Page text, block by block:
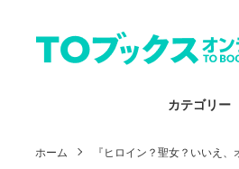
カテゴリー
ホーム 『ヒロイン？聖女？いいえ